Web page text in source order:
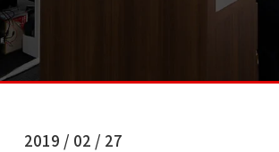
2019 / 02 / 27